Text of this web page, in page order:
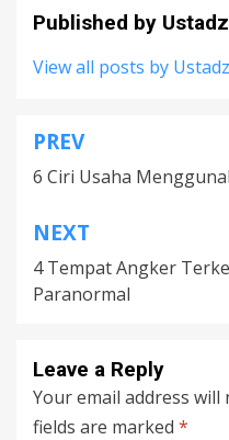
Published by
View all posts by
Post
navigation
PREV
6 Ciri Usaha
NEXT
4 Tempat Angker
Paranormal
Leave a Reply
Your email address will
fields are marked *